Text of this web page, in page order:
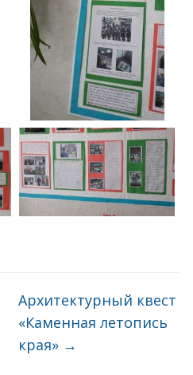
Архитектурный квест
«Каменная летопись
края» →